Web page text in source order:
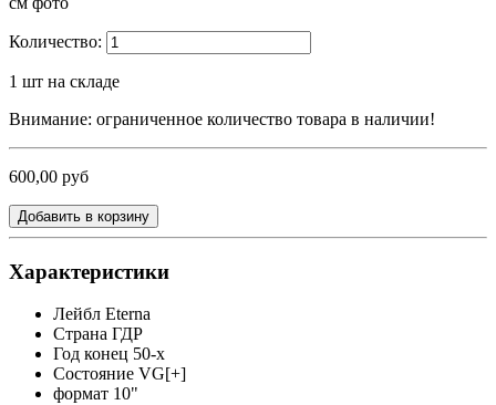
Количество:
1 шт на складе
Внимание: ограниченное количество товара в наличии!
600,00 руб
Добавить в корзину
Характеристики
Лейбл Eterna
Страна ГДР
Год конец 50-х
Состояние VG[+]
формат 10"